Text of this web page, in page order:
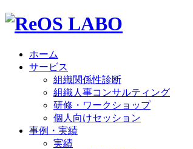
ホーム
サービス
組織関係性診断
組織人事コンサルティング
研修・ワークショップ
個人向けセッション
事例・実績
実績